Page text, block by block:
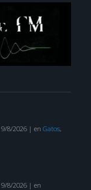
8/2026| en Gatos,
8/2026| en